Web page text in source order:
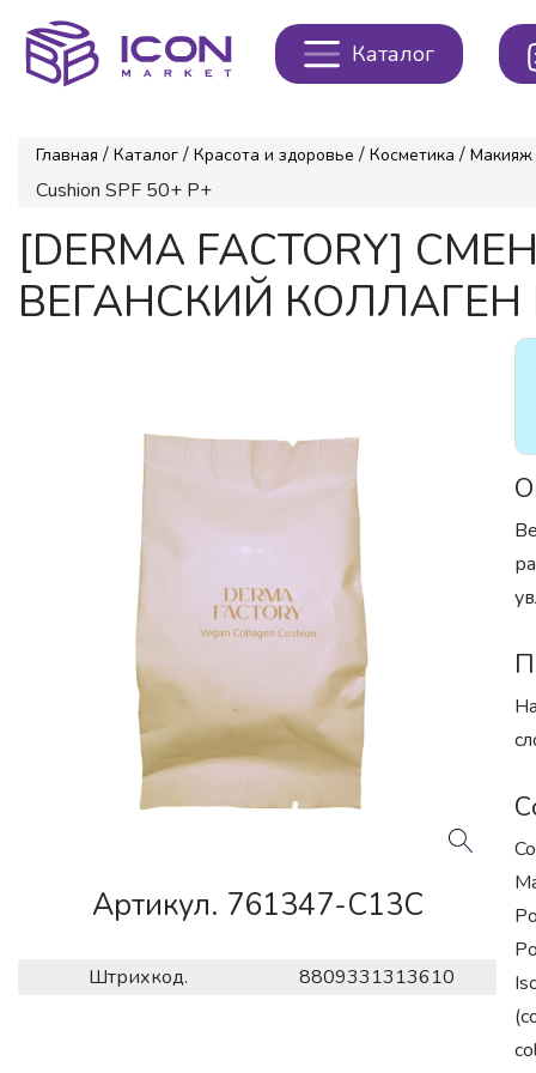
Каталог
Главная / Каталог / Красота и здоровье / Косметика / Макияж
Cushion SPF 50+ P+
[DERMA FACTORY]
ВЕГАНСКИЙ КОЛЛАГЕН
Артикул. 761347-C13C
Штрихкод. 8809331313610